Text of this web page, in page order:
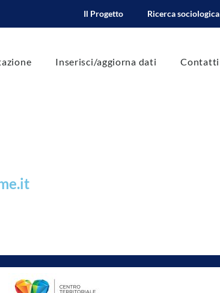
Il Progetto Ricerca sociologica
Inserisci/aggiorna dati Contatti